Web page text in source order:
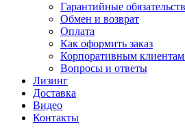
Гарантийные
Обмен и возврат
Оплата
Как оформить заказ
Корпоративным
Вопросы и ответы
Лизинг
Доставка
Видео
Контакты